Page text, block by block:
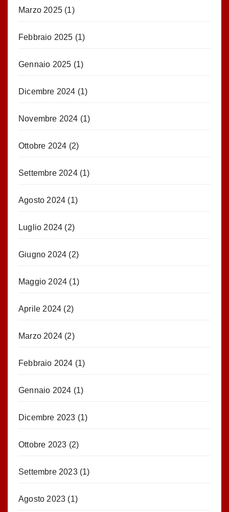
Marzo 2025 (1)
Febbraio 2025 (1)
Gennaio 2025 (1)
Dicembre 2024 (1)
Novembre 2024 (1)
Ottobre 2024 (2)
Settembre 2024(1)
Agosto 2024 (1)
Luglio 2024 (2)
Giugno 2024 (2)
Maggio 2024 (1)
Aprile 2024 (2)
Marzo 2024 (2)
Febbraio 2024 (1)
Gennaio 2024 (1)
Dicembre 2023 (1)
Ottobre 2023 (2)
Settembre 2023(1)
Agosto 2023 (1)